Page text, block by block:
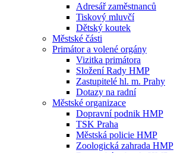
Adresář zaměstnanců
Tiskový mluvčí
Dětský koutek
Městské části
Primátor a volené orgány
Vizitka primátora
Složení Rady HMP
Zastupitelé hl. m. Prahy
Dotazy na radní
Městské organizace
Dopravní podnik HMP
TSK Praha
Městská policie HMP
Zoologická zahrada HMP